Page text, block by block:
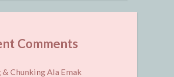
Comments
Chunking Ala Emak